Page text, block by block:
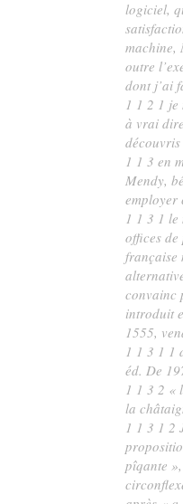
logiciel,
machine,
outre
dont j’ai
1 1 2 1 je
à vrai
1 1 3 en
Mendy,
employer
1 1 3 1 le
offices
française
convainc
introduit
1555,
1 1 3 1 1
éd. De
1 1 3 2 «
la
1 1 3 1 2
pîqante